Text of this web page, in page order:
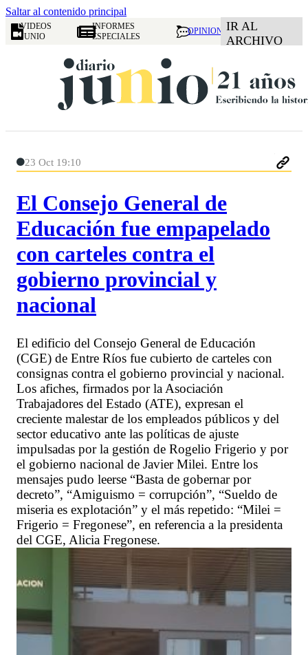
Saltar al contenido principal
VIDEOS
JUNIO
INFORMES
ESPECIALES
OPINION IR AL
ARCHIVO
23 Oct 19:10
El Consejo General de
Educación fue empapelado
con carteles contra el
gobierno provincial y
nacional
El edificio del Consejo General de Educación
(CGE) de Entre Ríos fue cubierto de carteles con
consignas contra el gobierno provincial y nacional.
Los afiches, firmados por la Asociación
Trabajadores del Estado (ATE), expresan el
creciente malestar de los empleados públicos y del
sector educativo ante las políticas de ajuste
impulsadas por la gestión de Rogelio Frigerio y por
el gobierno nacional de Javier Milei. Entre los
mensajes pudo leerse “Basta de gobernar por
decreto”, “Amiguismo = corrupción”, “Sueldo de
miseria es explotación” y el más repetido: “Milei =
Frigerio = Fregonese”, en referencia a la presidenta
del CGE, Alicia Fregonese.